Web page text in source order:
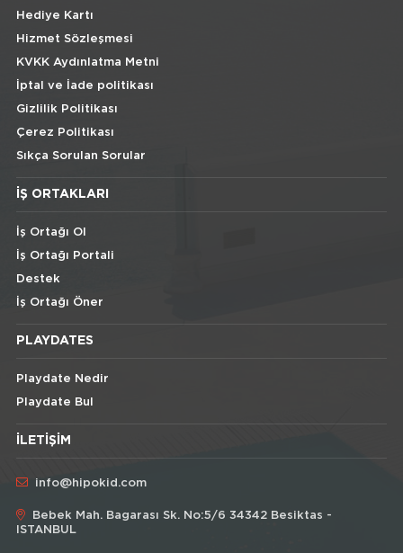
Hediye Kartı
Hizmet Sözleşmesi
KVKK Aydınlatma Metni
İptal ve İade politikası
Gizlilik Politikası
Çerez Politikası
Sıkça Sorulan Sorular
İŞ ORTAKLARI
İş Ortağı Ol
İş Ortağı Portali
Destek
İş Ortağı Öner
PLAYDATES
Playdate Nedir
Playdate Bul
İLETIŞIM
info@hipokid.com
Bebek Mah. Bagarası Sk. No:5/6 34342 Besiktas -
ISTANBUL